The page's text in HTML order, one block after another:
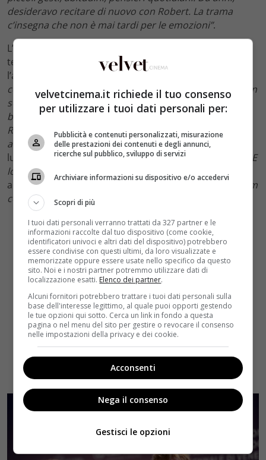
desideravo recitare di nuovo con Robert. La trama
c’insegna che non è mai tardi per le emozioni”.
L’amore, quindi, vince anche sul tempo come vince sul
tempo la capacità di questi due attori di non perdere
l’affiatamento di una volta. Sempre la Fonda, infatti, ha
confessato “erano 47 anni che non ci ritrovavamo su un
set, abbiamo iniziato e finito la carriera insieme. L’ho
baciato a vent’anni e ora, che ne ho quasi 80. Beh,
Robert bacia benissimo”e, continua “non nego di aver
avuto fantasie su di lui”. Ai complimenti, Redford
lusingato ha risposto con molta ironia “non lo sapevo. E
lo devi dire qui in pubblico?” per poi ammettere, con
altrettanta dolcezza e sincerità“volevo fare un altro film
con Jane prima di morire”
velvetcinema.it richiede il tuo consenso
per utilizzare i tuoi dati personali per:
Pubblicità e contenuti personalizzati, misurazione
delle prestazioni dei contenuti e degli annunci,
ricerche sul pubblico, sviluppo di servizi
Archiviare informazioni su dispositivo e/o accedervi
Scopri di più
I tuoi dati personali verranno trattati da 327 partner e le
informazioni raccolte dal tuo dispositivo (come cookie,
identificatori univoci e altri dati del dispositivo) potrebbero
essere condivise con questi ultimi, da loro visualizzate e
memorizzate oppure essere usate nello specifico da questo
sito. Noi e i nostri partner potremmo utilizzare dati di
localizzazione esatti. Elenco dei partner.
Alcuni fornitori potrebbero trattare i tuoi dati personali sulla
base dell'interesse legittimo, al quale puoi opporti gestendo
le tue opzioni qui sotto. Cerca un link in fondo a questa
pagina o nel menu del sito per gestire o revocare il consenso
nelle impostazioni della privacy e dei cookie.
Acconsenti
Nega il consenso
Gestisci le opzioni